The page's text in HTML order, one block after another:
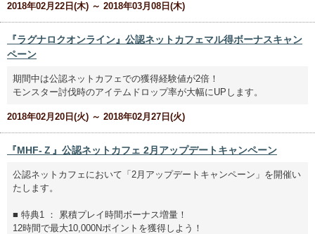
2018年02月22日(木) ～ 2018年03月08日(木)
『ラグナロクオンライン』公認ネットカフェマル得ボーナスキャン
ペーン
期間中は公認ネットカフェでの獲得経験値が2倍！
モンスター討伐時のアイテムドロップ率が大幅にUPします。
2018年02月20日(火) ～ 2018年02月27日(火)
『MHF-Ｚ』公認ネットカフェ 2月アップデートキャンペーン
公認ネットカフェにおいて「2月アップデートキャンペーン」を開催い
たします。
■ 特典1 ： 累積プレイ時間ボーナス増量！
12時間で最大10,000Nポイントを獲得しよう！